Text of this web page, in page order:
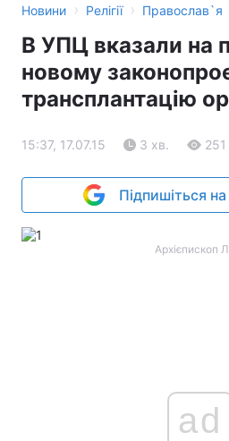
Новини › Релігії › Православ`я
В УПЦ вказали на
новому
трансплантацію
15:37, 17.07.15 3 хв. 251
Підпишіться
Архієпископ
ad